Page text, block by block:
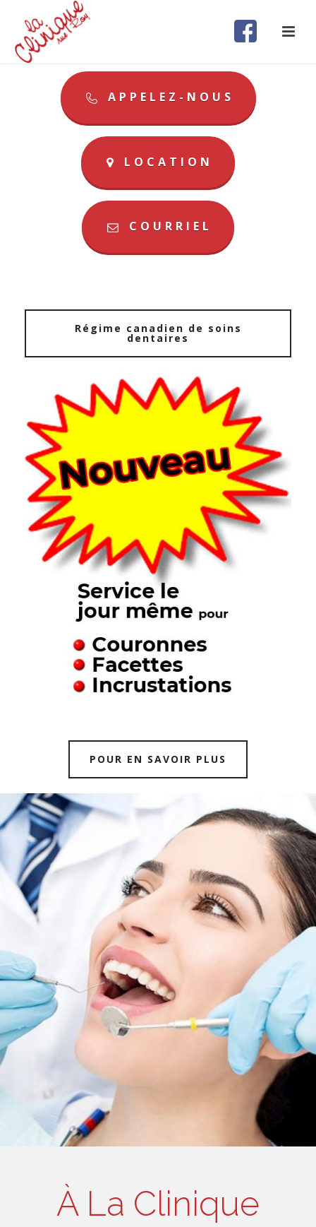
APPELEZ-NOUS
LOCATION
COURRIEL
Régime canadien de soins
dentaires
POUR EN SAVOIR PLUS
À La Clinique